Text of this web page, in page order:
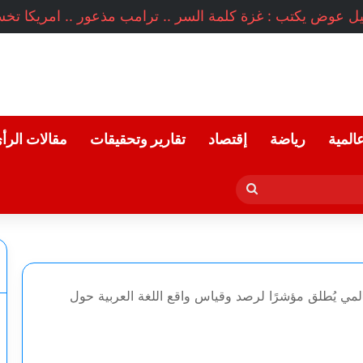
رياضة إقتصاد تقارير وتحقيقات مقالات
بحث
عن
يُطلق مؤشرًا لرصد وقياس واقع اللغة العربية حول